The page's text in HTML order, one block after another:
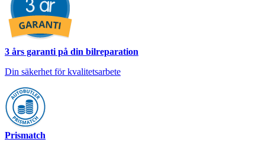
3 års garanti på din bilreparation
Din säkerhet för kvalitetsarbete
Prismatch